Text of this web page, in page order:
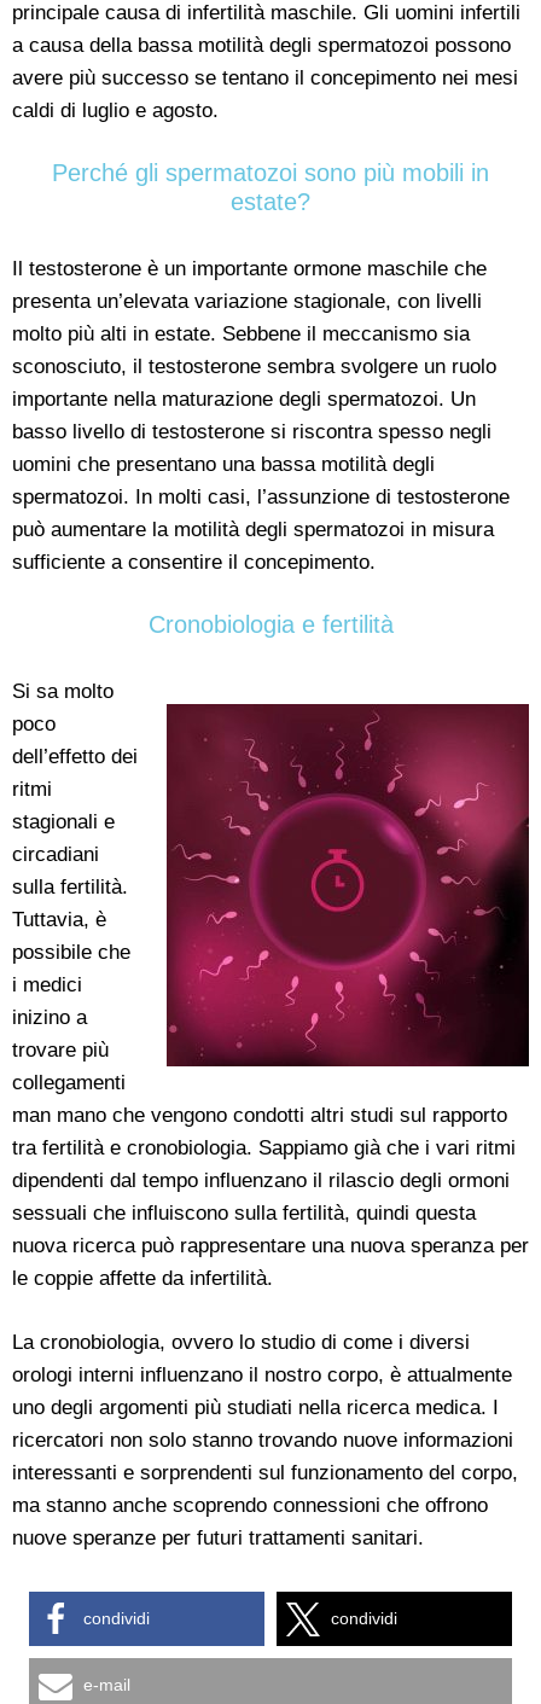
principale causa di infertilità maschile. Gli uomini infertili
a causa della bassa motilità degli spermatozoi possono
avere più successo se tentano il concepimento nei mesi
caldi di luglio e agosto.
Perché gli spermatozoi sono più mobili in
estate?
Il testosterone è un importante ormone maschile che
presenta un’elevata variazione stagionale, con livelli
molto più alti in estate. Sebbene il meccanismo sia
sconosciuto, il testosterone sembra svolgere un ruolo
importante nella maturazione degli spermatozoi. Un
basso livello di testosterone si riscontra spesso negli
uomini che presentano una bassa motilità degli
spermatozoi. In molti casi, l’assunzione di testosterone
può aumentare la motilità degli spermatozoi in misura
sufficiente a consentire il concepimento.
Cronobiologia e fertilità
Si sa molto
poco
dell’effetto dei
ritmi
stagionali e
circadiani
sulla fertilità.
Tuttavia, è
possibile che
i medici
inizino a
trovare più
collegamenti
man mano che vengono condotti altri studi sul rapporto
tra fertilità e cronobiologia. Sappiamo già che i vari ritmi
dipendenti dal tempo influenzano il rilascio degli ormoni
sessuali che influiscono sulla fertilità, quindi questa
nuova ricerca può rappresentare una nuova speranza per
le coppie affette da infertilità.
La cronobiologia, ovvero lo studio di come i diversi
orologi interni influenzano il nostro corpo, è attualmente
uno degli argomenti più studiati nella ricerca medica. I
ricercatori non solo stanno trovando nuove informazioni
interessanti e sorprendenti sul funzionamento del corpo,
ma stanno anche scoprendo connessioni che offrono
nuove speranze per futuri trattamenti sanitari.
condividi condividi
e-mail